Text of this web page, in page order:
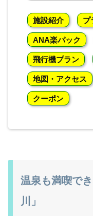
施設紹介 プ
ANA楽パック
飛行機プラン
地図・アクセス
クーポン
温泉も満喫で
川」